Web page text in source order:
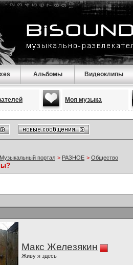
Альбомы Видеоклипы
Моя музыка
портал > РАЗНОЕ > Общество
Макс Железякин
Живу я здесь